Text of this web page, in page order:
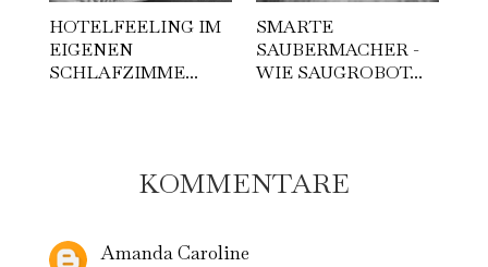
HOTELFEELING IM
EIGENEN
SCHLAFZIMME...
SMARTE
SAUBERMACHER -
WIE SAUGROBOT...
KOMMENTARE
Amanda Caroline